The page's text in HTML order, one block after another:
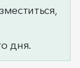
дня.